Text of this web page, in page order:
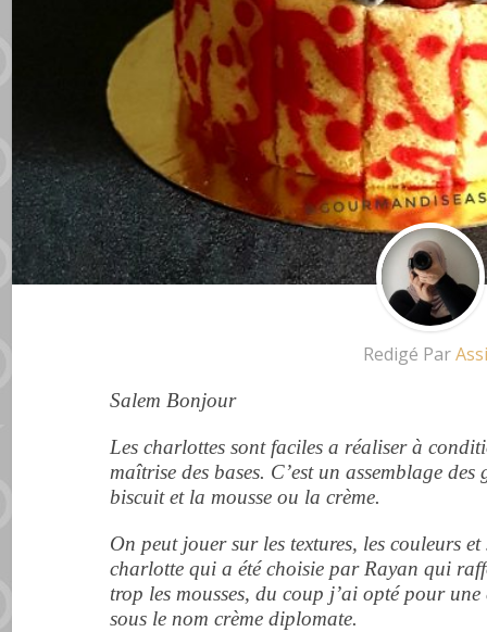
Redigé Par
Salem Bonjour
Les charlottes sont faciles a réaliser à
maîtrise des bases. C’est un assemblage
biscuit et la mousse ou la crème.
On peut jouer sur les textures, les couleurs
charlotte qui a été choisie par Rayan qui
trop les mousses, du coup j’ai opté pour
sous le nom crème diplomate.